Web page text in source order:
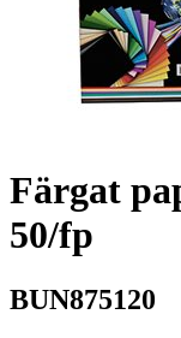
Färgat
50/fp
BUN875120